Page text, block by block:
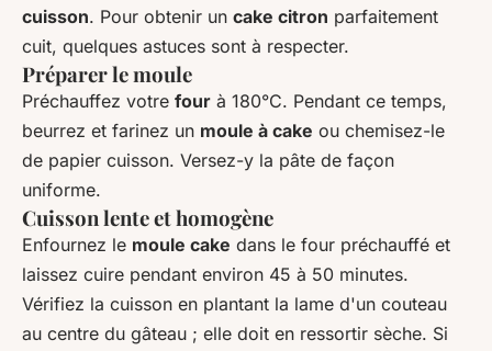
cuisson. Pour obtenir un cake citron parfaitement
cuit, quelques astuces sont à respecter.
Préparer le moule
Préchauffez votre four à 180°C. Pendant ce temps,
beurrez et farinez un moule à cake ou chemisez-le
de papier cuisson. Versez-y la pâte de façon
uniforme.
Cuisson lente et homogène
Enfournez le moule cake dans le four préchauffé et
laissez cuire pendant environ 45 à 50 minutes.
Vérifiez la cuisson en plantant la lame d'un couteau
au centre du gâteau ; elle doit en ressortir sèche. Si